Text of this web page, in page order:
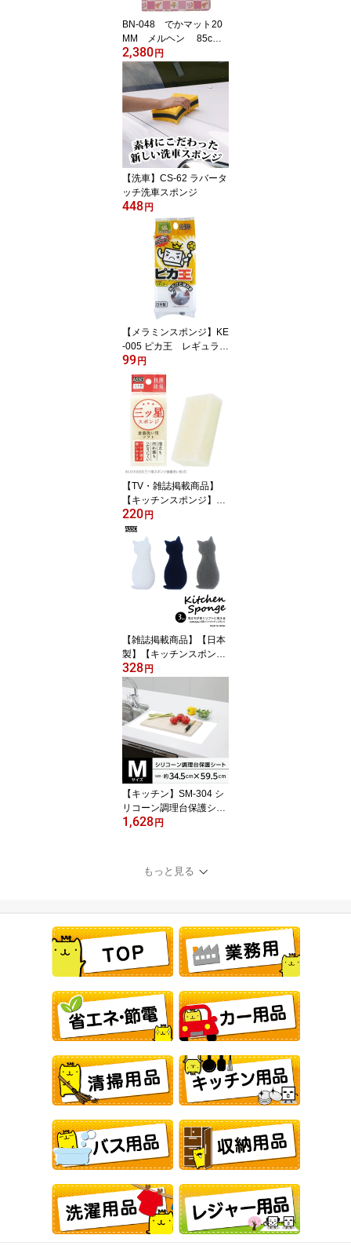
BN-048 でかマット20
MM メルヘン 85cm×
120cm×2cm【通常の2
倍！の大きさ ゆったり
サイズのでっかいお風呂
マット・2つ折り】
2,380円
【洗車】CS-62 ラバータ
ッチ洗車スポンジ
448円
【メラミンスポンジ】KE
-005 ピカ王 レギュラ
ー 6.5cm×12.3cm×4cm
99円
【TV・雑誌掲載商品】
【キッチンスポンジ】AS
-018 ASSO 三ツ星ス
ポンジ 食器洗い用 白
220円
【雑誌掲載商品】【日本
製】【キッチンスポン
ジ】AS-001 CARAful抗
菌ソフトキッチンスポン
ジ ねこ3個組
328円
【キッチン】SM-304 シ
リコーン調理台保護シー
ト M
1,628円
もっと見る